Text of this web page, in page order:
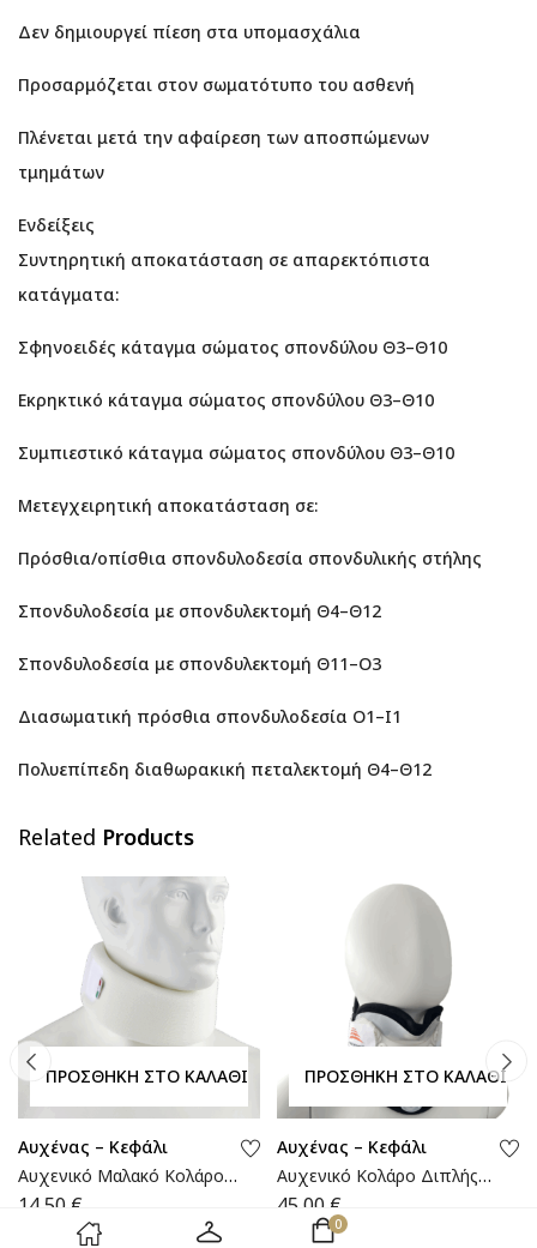
Δεν δημιουργεί πίεση στα υπομασχάλια
Προσαρμόζεται στον σωματότυπο του ασθενή
Πλένεται μετά την αφαίρεση των αποσπώμενων
τμημάτων
Ενδείξεις
Συντηρητική αποκατάσταση σε απαρεκτόπιστα
κατάγματα:
Σφηνοειδές κάταγμα σώματος σπονδύλου Θ3–Θ10
Εκρηκτικό κάταγμα σώματος σπονδύλου Θ3–Θ10
Συμπιεστικό κάταγμα σώματος σπονδύλου Θ3–Θ10
Μετεγχειρητική αποκατάσταση σε:
Πρόσθια/οπίσθια σπονδυλοδεσία σπονδυλικής στήλης
Σπονδυλοδεσία με σπονδυλεκτομή Θ4–Θ12
Σπονδυλοδεσία με σπονδυλεκτομή Θ11–Ο3
Διασωματική πρόσθια σπονδυλοδεσία Ο1–Ι1
Πολυεπίπεδη διαθωρακική πεταλεκτομή Θ4–Θ12
Related Products
ΠΡΟΣΘΉΚΗ ΣΤΟ ΚΑΛΆΘΙ
Αυχένας – Κεφάλι
Αυχενικό Μαλακό Κολάρο |
TC/108 | Wemed
14,50 €
ΠΡΟΣΘΉΚΗ ΣΤΟ ΚΑΛΆΘΙ
Αυχένας – Κεφάλι
Αυχενικό Κολάρο Διπλής
Βαλβίδας Παιδικό |
MB.2525 | Wemed
45,00 €
0